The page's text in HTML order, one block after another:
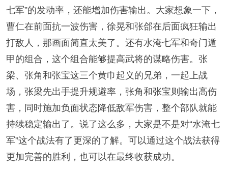
七军”的发动率，还能增加伤害输出。大家想象一下，
曹仁在前面抗一波伤害，徐晃和张郃在后面疯狂输出
打敌人，那画面简直太美了。还有水淹七军和奇门遁
甲的组合，这个组合能够提高武将的谋略伤害。张
梁、张角和张宝这三个黄巾起义的兄弟，一起上战
场，张梁先出手提升规避率，张角和张宝则输出高伤
害，同时施加负面状态降低敌军伤害，整个部队就能
持续稳定输出了。说了这么多，大家是不是对“水淹七
军”这个战法有了更深的了解。可以通过这个战法获得
更加完善的胜利，也可以在最终收获成功。